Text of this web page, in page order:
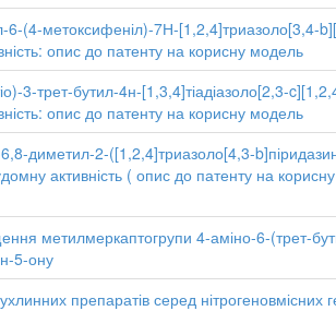
6-(4-метоксифеніл)-7Н-[1,2,4]триазоло[3,4-
опис до патенту на корисну модель
3-трет-бутил-4н-[1,3,4]тіадіазоло[2,3-
опис до патенту на корисну модель
диметил-2-([1,2,4]триазоло[4,3-
активність ( опис до патенту на
метилмеркаптогрупи 4-аміно-6-(трет-
5-ону
препаратів серед нітрогеновмісних